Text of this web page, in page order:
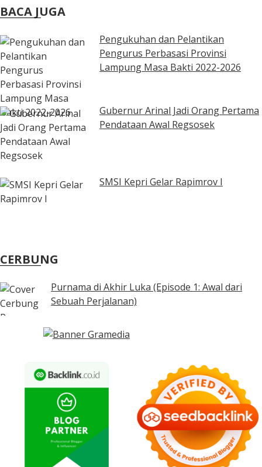
BACA JUGA
Pengukuhan dan Pelantikan
Pengurus Perbasasi Provinsi
Lampung Masa Bakti 2022-2026
Gubernur Arinal Jadi Orang Pertama
Pendataan Awal Regsosek
SMSI Kepri Gelar Rapimrov I
CERBUNG
Purnama di Akhir Luka (Episode 1: Awal dari
Sebuah Perjalanan)